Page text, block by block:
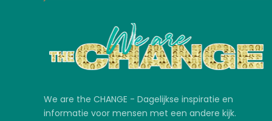
We are the CHANGE - Dagelijkse inspiratie en
informatie voor mensen met een andere kijk.